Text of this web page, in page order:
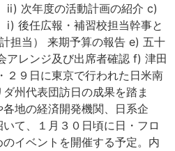
ii) 次年度の活動計画の紹介 c)
i) 後任広報・補習校担当幹事と
担当） 来期予算の報告 e) 五十
アレンジ及び出席者確認 f) 津田
２９日に東京で行われた日米南
州代表団訪日の成果を踏ま
地の経済開発機関、日系企
て、１月３０日頃に日・フロ
イベントを開催する予定。内